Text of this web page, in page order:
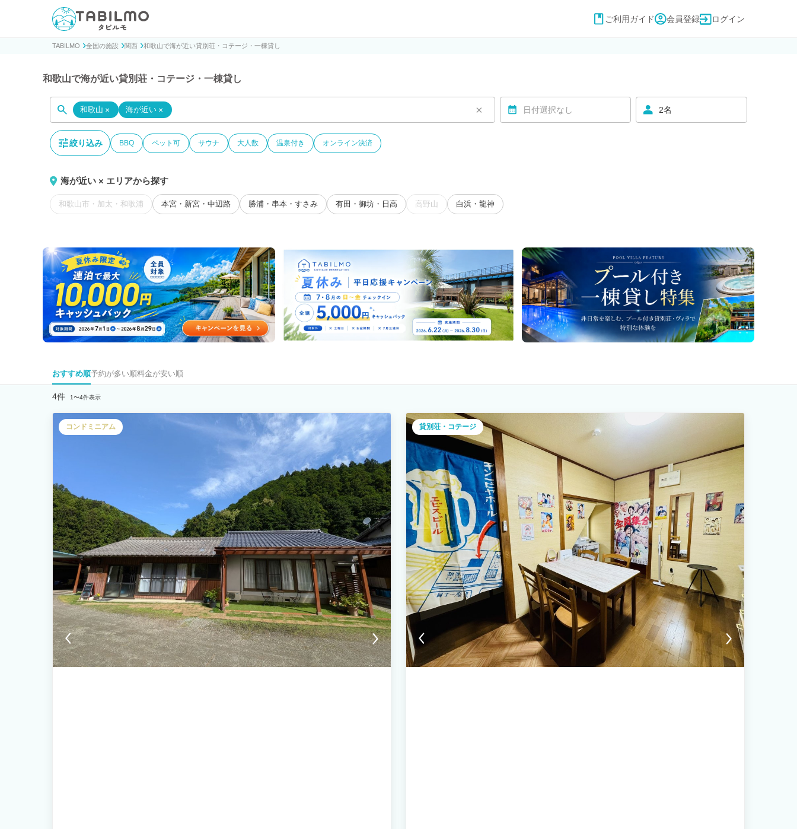
貸別荘コテージ・一棟貸し宿泊予約サイトTABILMO(タビルモ)
ご利用ガイド 会員登録 ログイン
TABILMO 全国の施設 関西 和歌山で海が近い貸別荘・コテージ・一棟貸し
和歌山で海が近い貸別荘・コテージ・一棟貸し
和歌山 × 海が近い × × 日付選択なし 2名
絞り込み BBQ ペット可 サウナ 大人数 温泉付き オンライン決済
海が近い × エリアから探す
和歌山市・加太・和歌浦 本宮・新宮・中辺路 勝浦・串本・すさみ 有田・御坊・日高 高野山 白浜・龍神
おすすめ順予約が多い順料金が安い順
4件 1〜4件表示
コンドミニアム 貸別荘・コテージ